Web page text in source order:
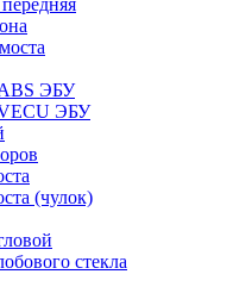
ЭБУ
ЭБУ
(чулок)
стекла